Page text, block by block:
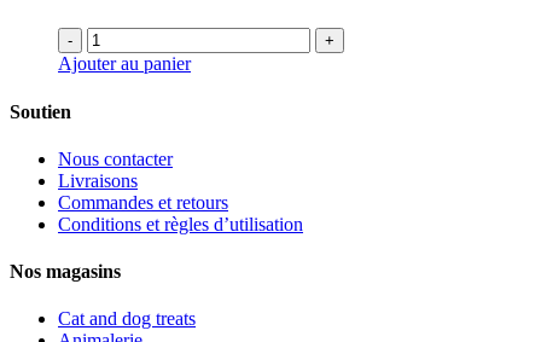
- +
Ajouter au panier
Soutien
Nous contacter
Livraisons
Commandes et retours
Conditions et règles d’utilisation
Nos magasins
Cat and dog treats